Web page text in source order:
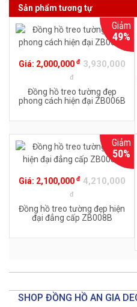
Sản phẩm tương tự
Giảm
49%
Giá: 2,000,000 đ 3,930,000
đ
Đồng hồ treo tường đẹp
phong cách hiện đại ZB006B
Giảm
50%
Giá: 2,100,000 đ 4,210,000
đ
Đồng hồ treo tường đẹp hiện
đại đẳng cấp ZB008B
SHOP ĐỒNG HỒ AN GIA